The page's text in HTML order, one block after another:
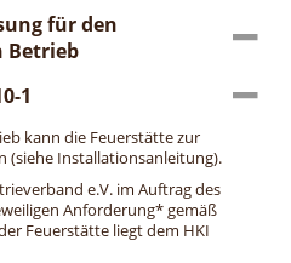
für den
Betrieb
1
kann die Feuerstätte zur
(siehe Installationsanleitung).
e.V. im Auftrag des
Anforderung* gemäß
Feuerstätte liegt dem HKI